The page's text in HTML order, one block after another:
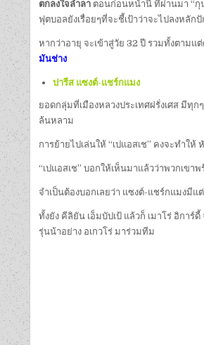
ตกลงใจล่ำลา ตอนก่อนหน้านี้ ที่ผ่านมา “กุ
ฟุตบอลยังเรื่อยๆที่จะชี้เป้าว่าจะไปลงหลั
หากว่าอายุ จะเข้าสู่วัย 32 ปี รวมทั้งตาม
มันช่าง
ปารีส แซงต์-แชร์กแมง
ยอดกลุ่มที่เมืองหลวงประเทศฝรั่งเศส มีทุ
ล้นหลาม
การย้ายไปเล่นให้ “เปแอสเช” คงจะทำ
“เปแอสเช” บอกให้เห็นมาแล้วว่าพวกเข
จำเป็นต้องบอกเลยว่า แซงต์-แชร์กแมงมี
ทั้งยัง คีลิยัน เอ็มบัปเป้ แล้วก็ เมาโร่ อิกา
รุ่นน้าอย่าง อเกวโร่ มาร่วมทีม